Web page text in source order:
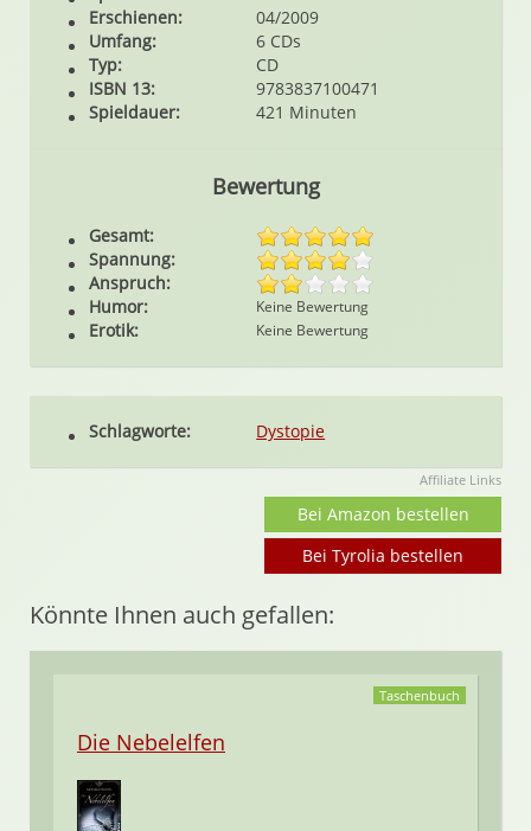
Erschienen:
04/2009
Umfang:
6 CDs
Typ:
CD
ISBN 13:
9783837100471
Spieldauer:
421 Minuten
Bewertung
Gesamt:
Spannung:
Anspruch:
Humor:
Keine Bewertung
Erotik: Keine Bewertung
Schlagworte: Dystopie
Affiliate Links
Bei Amazon bestellen
Bei Tyrolia bestellen
Könnte Ihnen auch gefallen:
Taschenbuch
Die Nebelelfen